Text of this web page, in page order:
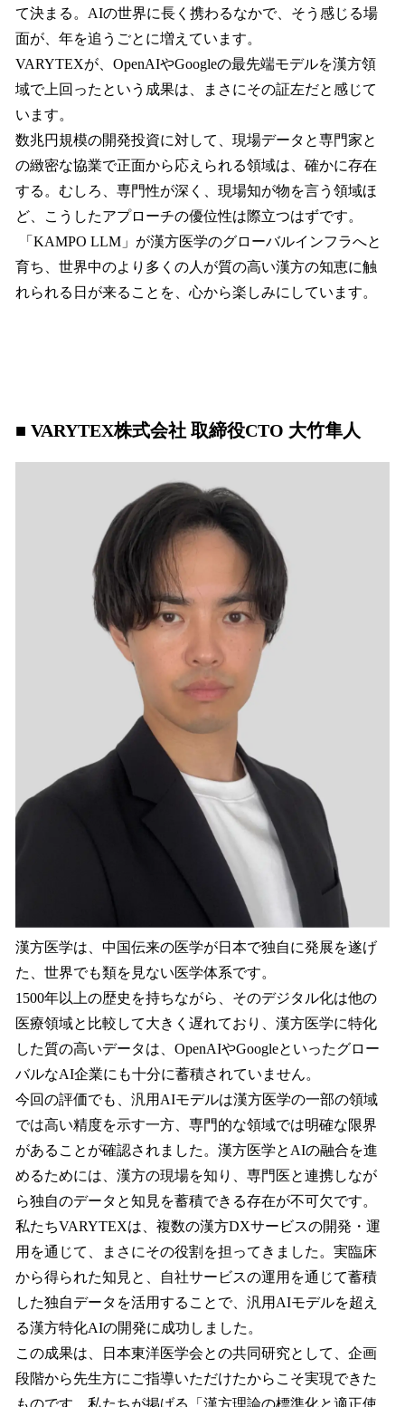
て決まる。AIの世界に長く携わるなかで、そう感じる場
面が、年を追うごとに増えています。
VARYTEXが、OpenAIやGoogleの最先端モデルを漢方領
域で上回ったという成果は、まさにその証左だと感じて
います。
数兆円規模の開発投資に対して、現場データと専門家と
の緻密な協業で正面から応えられる領域は、確かに存在
する。むしろ、専門性が深く、現場知が物を言う領域ほ
ど、こうしたアプローチの優位性は際立つはずです。
「KAMPO LLM」が漢方医学のグローバルインフラへと
育ち、世界中のより多くの人が質の高い漢方の知恵に触
れられる日が来ることを、心から楽しみにしています。
■ VARYTEX株式会社 取締役CTO 大竹隼人
漢方医学は、中国伝来の医学が日本で独自に発展を遂げ
た、世界でも類を見ない医学体系です。
1500年以上の歴史を持ちながら、そのデジタル化は他の
医療領域と比較して大きく遅れており、漢方医学に特化
した質の高いデータは、OpenAIやGoogleといったグロー
バルなAI企業にも十分に蓄積されていません。
今回の評価でも、汎用AIモデルは漢方医学の一部の領域
では高い精度を示す一方、専門的な領域では明確な限界
があることが確認されました。漢方医学とAIの融合を進
めるためには、漢方の現場を知り、専門医と連携しなが
ら独自のデータと知見を蓄積できる存在が不可欠です。
私たちVARYTEXは、複数の漢方DXサービスの開発・運
用を通じて、まさにその役割を担ってきました。実臨床
から得られた知見と、自社サービスの運用を通じて蓄積
した独自データを活用することで、汎用AIモデルを超え
る漢方特化AIの開発に成功しました。
この成果は、日本東洋医学会との共同研究として、企画
段階から先生方にご指導いただけたからこそ実現できた
ものです。私たちが掲げる「漢方理論の標準化と適正使